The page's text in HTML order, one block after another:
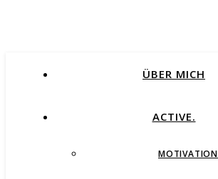
ÜBER MICH
ACTIVE.
MOTIVATION